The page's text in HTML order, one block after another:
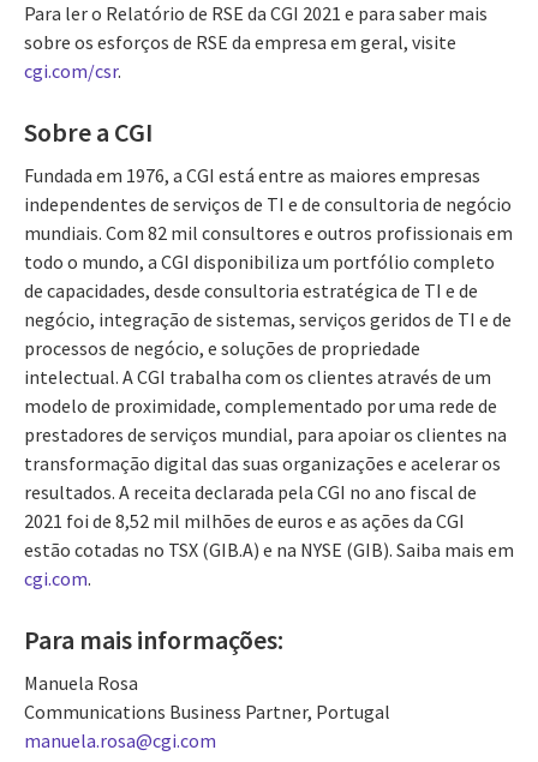
Para ler o Relatório de RSE da CGI 2021 e para saber mais
sobre os esforços de RSE da empresa em geral, visite
cgi.com/csr.
Sobre a CGI
Fundada em 1976, a CGI está entre as maiores empresas
independentes de serviços de TI e de consultoria de negócio
mundiais. Com 82 mil consultores e outros profissionais em
todo o mundo, a CGI disponibiliza um portfólio completo
de capacidades, desde consultoria estratégica de TI e de
negócio, integração de sistemas, serviços geridos de TI e de
processos de negócio, e soluções de propriedade
intelectual. A CGI trabalha com os clientes através de um
modelo de proximidade, complementado por uma rede de
prestadores de serviços mundial, para apoiar os clientes na
transformação digital das suas organizações e acelerar os
resultados. A receita declarada pela CGI no ano fiscal de
2021 foi de 8,52 mil milhões de euros e as ações da CGI
estão cotadas no TSX (GIB.A) e na NYSE (GIB). Saiba mais em
cgi.com.
Para mais informações:
Manuela Rosa
Communications Business Partner, Portugal
manuela.rosa@cgi.com